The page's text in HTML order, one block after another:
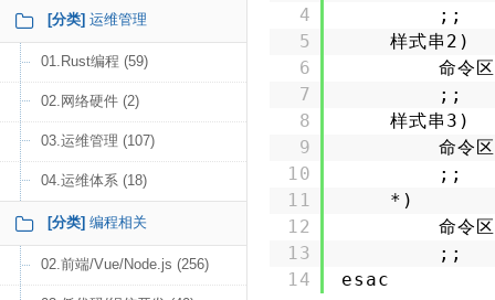
[分类] 运维管理
01.Rust编程 (59)
02.网络硬件 (2)
03.运维管理 (107)
04.运维体系 (18)
[分类] 编程相关
02.前端/Vue/Node.js (256)
4
5
6
7
8
9
10
11
12
13
14
;;
样式串2)
命令
;;
样式串3)
命令
;;
*)
命令
;;
esac